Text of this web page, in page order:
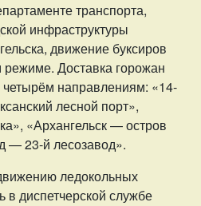
транспорта,
инфраструктуры
движение буксиров
Доставка горожан
четырём направлениям: «14-
лесной порт»,
«Архангельск — остров
— 23-й лесозавод».
ледокольных
в диспетчерской службе